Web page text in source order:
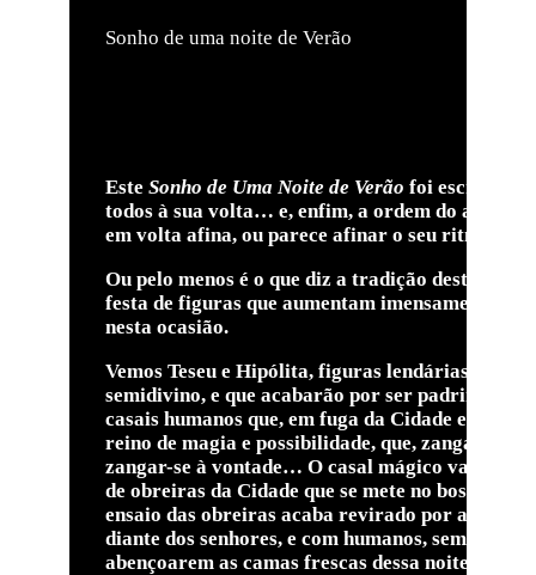
Sonho de uma noite de Verão
Este Sonho de Uma Noite de Verão foi escrito
todos à sua volta… e, enfim, a ordem do
em volta afina, ou parece afinar o seu ritmo
Ou pelo menos é o que diz a tradição deste tipo
festa de figuras que aumentam imensamente a
nesta ocasião.
Vemos Teseu e Hipólita, figuras lendárias, que
semidivino, e que acabarão por ser padrinhos
casais humanos que, em fuga da Cidade e da
reino de magia e possibilidade, que, zangados
zangar-se à vontade… O casal mágico vai
de obreiras da Cidade que se mete no bosque
ensaio das obreiras acaba revirado por
diante dos senhores, e com humanos,
abençoarem as camas frescas dessa noite.